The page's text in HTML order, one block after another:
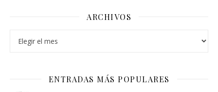
ARCHIVOS
ENTRADAS MÁS POPULARES